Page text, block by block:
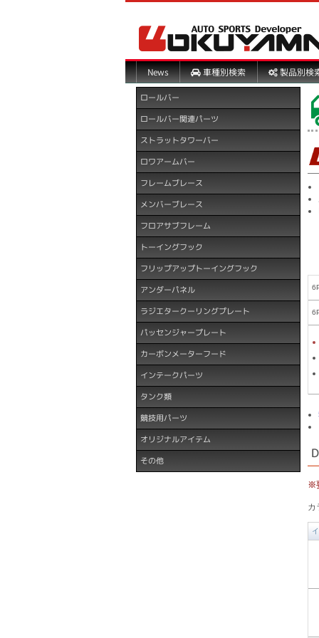
News 車種別検索 製品別検
※
カ
ロールバー
ロールバー関連パーツ
ストラットタワーバー
ロワアームバー
フレームブレース
メンバーブレース
フロアサブフレーム
トーイングフック
フリップアップトーイングフック
アンダーパネル
ラジエタークーリングプレート
パッセンジャープレート
カーボンメーターフード
インテークパーツ
タンク類
競技用パーツ
オリジナルアイテム
その他